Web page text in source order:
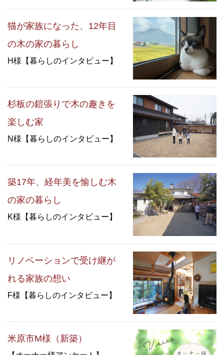
猫が家族になった、12年目
の木の家の暮らし
H様【暮らしのインタビュー】
杉板の鎧張りで木の趣きを
楽しむ家
N様【暮らしのインタビュー】
築17年、経年美を愉しむ木
の家の暮らし
K様【暮らしのインタビュー】
リノベーションで受け継が
れる家族の想い
F様【暮らしのインタビュー】
米原市M様（新築）